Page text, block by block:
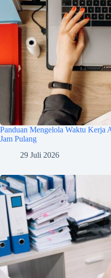
Panduan Mengelola Waktu Kerja
Jam Pulang
29 Juli 2026